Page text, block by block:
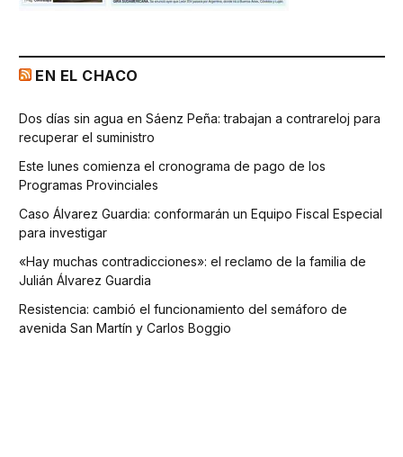
EN EL CHACO
Dos días sin agua en Sáenz Peña: trabajan a contrareloj para
recuperar el suministro
Este lunes comienza el cronograma de pago de los
Programas Provinciales
Caso Álvarez Guardia: conformarán un Equipo Fiscal Especial
para investigar
«Hay muchas contradicciones»: el reclamo de la familia de
Julián Álvarez Guardia
Resistencia: cambió el funcionamiento del semáforo de
avenida San Martín y Carlos Boggio